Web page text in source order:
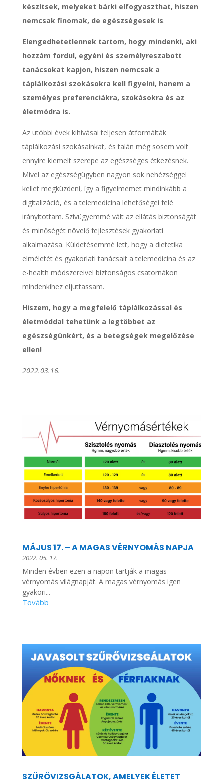
készítsek, melyeket bárki elfogyaszthat, hiszen
nemcsak finomak, de egészségesek is.
Elengedhetetlennek tartom, hogy mindenki, aki
hozzám fordul, egyéni és személyreszabott
tanácsokat kapjon, hiszen nemcsak a
táplálkozási szokásokra kell figyelni, hanem a
személyes preferenciákra, szokásokra és az
életmódra is.
Az utóbbi évek kihívásai teljesen átformálták
táplálkozási szokásainkat, és talán még sosem volt
ennyire kiemelt szerepe az egészséges étkezésnek.
Mivel az egészségügyben nagyon sok nehézséggel
kellet megküzdeni, így a figyelmemet mindinkább a
digitalizáció, és a telemedicina lehetőségei felé
irányítottam. Szívügyemmé vált az ellátás biztonságát
és minőségét növelő fejlesztések gyakorlati
alkalmazása. Küldetésemmé lett, hogy a dietetika
elméletét és gyakorlati tanácsait a telemedicina és az
e-health módszereivel biztonságos csatornákon
mindenkihez eljuttassam.
Hiszem, hogy a megfelelő táplálkozással és
életmóddal tehetünk a legtöbbet az
egészségünkért, és a betegségek megelőzése
ellen!
2022.03.16.
MÁJUS 17. – A MAGAS VÉRNYOMÁS NAPJA
2022. 05. 17.
Minden évben ezen a napon tartják a magas
vérnyomás világnapját. A magas vérnyomás igen
gyakori...
SZŰRŐVIZSGÁLATOK, AMELYEK ÉLETET